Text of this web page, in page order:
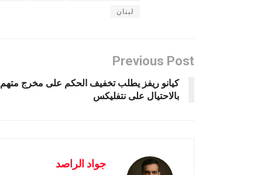
لبنان
Previous Post
كيانو ريفز يطلب تخفيف الحكم على مخرج متهم
بالاحتيال على نتفليكس
جواد الراصد